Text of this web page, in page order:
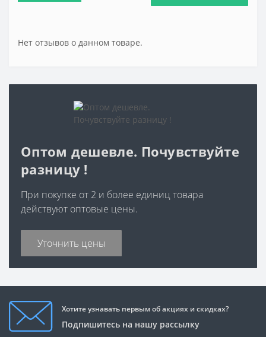
Нет отзывов о данном товаре.
Оптом дешевле. Почувствуйте
разницу !
При покупке от 2 и более единиц товара
действуют оптовые цены.
Уточнить цены
Хотите узнавать первым об акциях и скидках?
Подпишитесь на нашу рассылку